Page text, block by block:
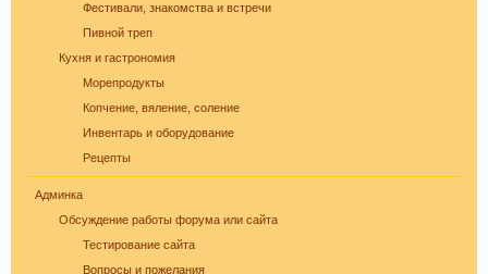
форумчанами) с давними датами, просьба не
принимать советы, как четкую инструкцию, т.к.
описывается чей-то личный опыт, и зачастую
эти пивовары в дальнейшем осознав
неверность таких методов делают все по
другом. Так что принимайте это просто, как
информацию, как повествование о чужом
опыте, и в случае необходимости
переспрашивайте!
Уважаемы пивовары и модераторы форума!
Фестивали, знакомства и встречи
Пивной треп
Кухня и гастрономия
Морепродукты
Копчение, вяление, соление
Инвентарь и оборудование
Рецепты
Админка
Обсуждение работы форума или сайта
Тестирование сайта
Вопросы и пожелания